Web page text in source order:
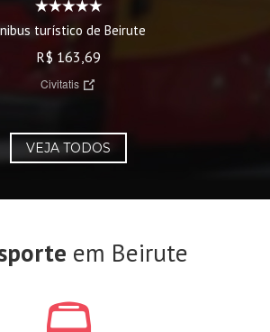
turístico de Beirute
R$ 163,69
Civitatis
VEJA TODOS
em Beirute